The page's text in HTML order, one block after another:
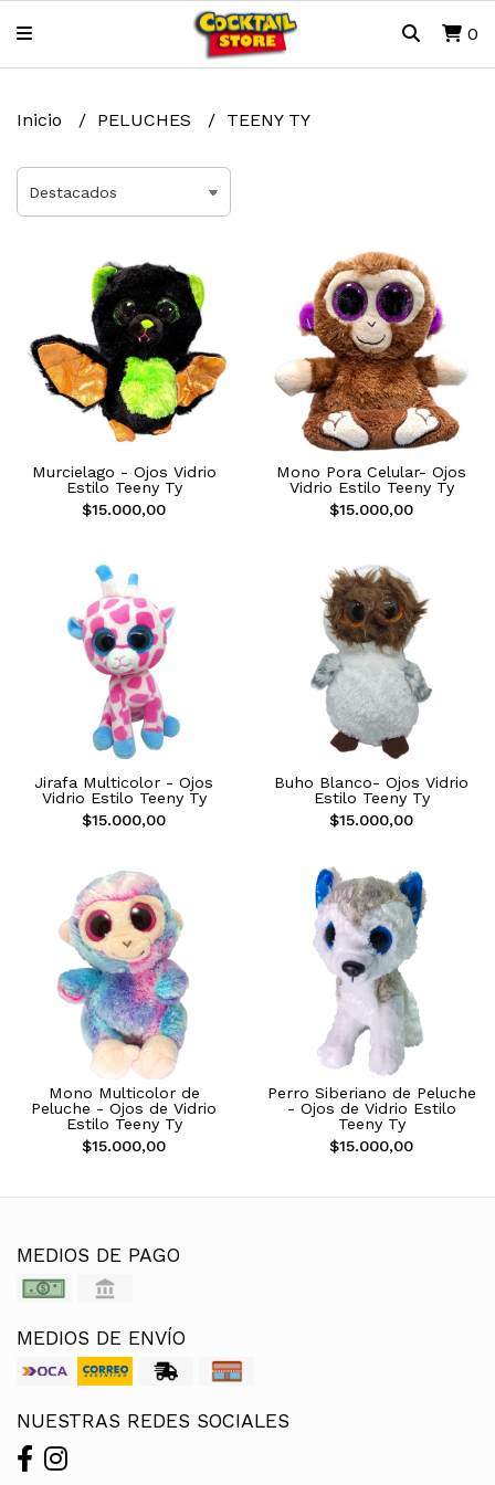
0
Inicio PELUCHES TEENY TY
Murcielago - Ojos Vidrio
Estilo Teeny Ty
$15.000,00
Mono Pora Celular- Ojos
Vidrio Estilo Teeny Ty
$15.000,00
Jirafa Multicolor - Ojos
Vidrio Estilo Teeny Ty
$15.000,00
Buho Blanco- Ojos Vidrio
Estilo Teeny Ty
$15.000,00
Mono Multicolor de
Peluche - Ojos de Vidrio
Estilo Teeny Ty
$15.000,00
Perro Siberiano de Peluche
- Ojos de Vidrio Estilo
Teeny Ty
$15.000,00
MEDIOS DE PAGO
MEDIOS DE ENVÍO
NUESTRAS REDES SOCIALES